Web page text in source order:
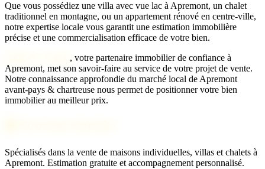
Que vous possédiez une villa avec vue lac à Apremont, un chalet
traditionnel en montagne, ou un appartement rénové en centre-ville,
notre expertise locale vous garantit une estimation immobilière
précise et une commercialisation efficace de votre bien.
, votre partenaire immobilier de confiance à
Apremont, met son savoir-faire au service de votre projet de vente.
Notre connaissance approfondie du marché local de Apremont
avant-pays & chartreuse nous permet de positionner votre bien
immobilier au meilleur prix.
Spécialisés dans la vente de maisons individuelles, villas et chalets à
Apremont. Estimation gratuite et accompagnement personnalisé.